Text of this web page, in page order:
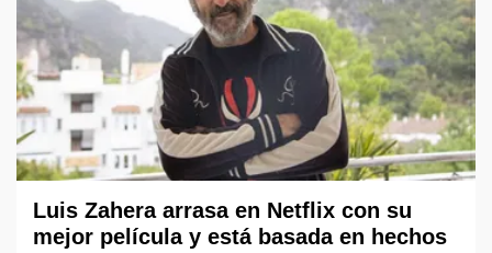
Luis Zahera arrasa en Netflix con su
mejor película y está basada en hechos